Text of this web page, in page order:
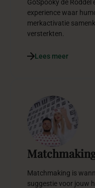
GoSpooky de Roddel
experience waar
merkactivatie
versterkten.
Lees meer
Matchmaking is
suggestie voor jouw